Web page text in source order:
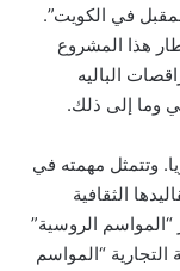
في الكويت”.
هذا المشروع
الباليه
وما إلى ذلك.
وتتمثل مهمته في
الثقافية
الروسية”
التجارية “المواسم